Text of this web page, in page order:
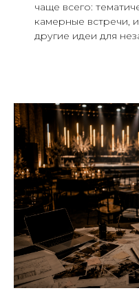
чаще всего:
камерные встречи,
другие идеи для